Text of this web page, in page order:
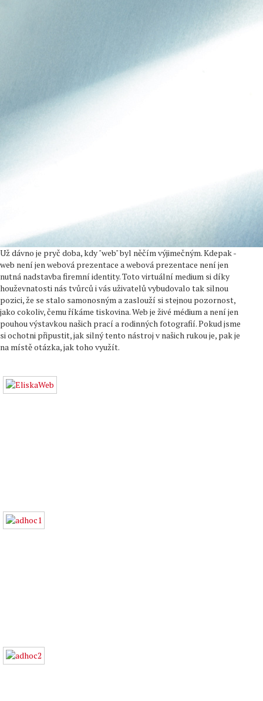
Už dávno je pryč doba, kdy "web" byl něčím výjimečným. Kdepak -
web není jen webová prezentace a webová prezentace není jen
nutná nadstavba firemní identity. Toto virtuální medium si díky
houževnatosti nás tvůrců i vás uživatelů vybudovalo tak silnou
pozici, že se stalo samonosným a zaslouží si stejnou pozornost,
jako cokoliv, čemu říkáme tiskovina. Web je živé médium a není jen
pouhou výstavkou našich prací a rodinných fotografií. Pokud jsme
si ochotni připustit, jak silný tento nástroj v našich rukou je, pak je
na místě otázka, jak toho využít.